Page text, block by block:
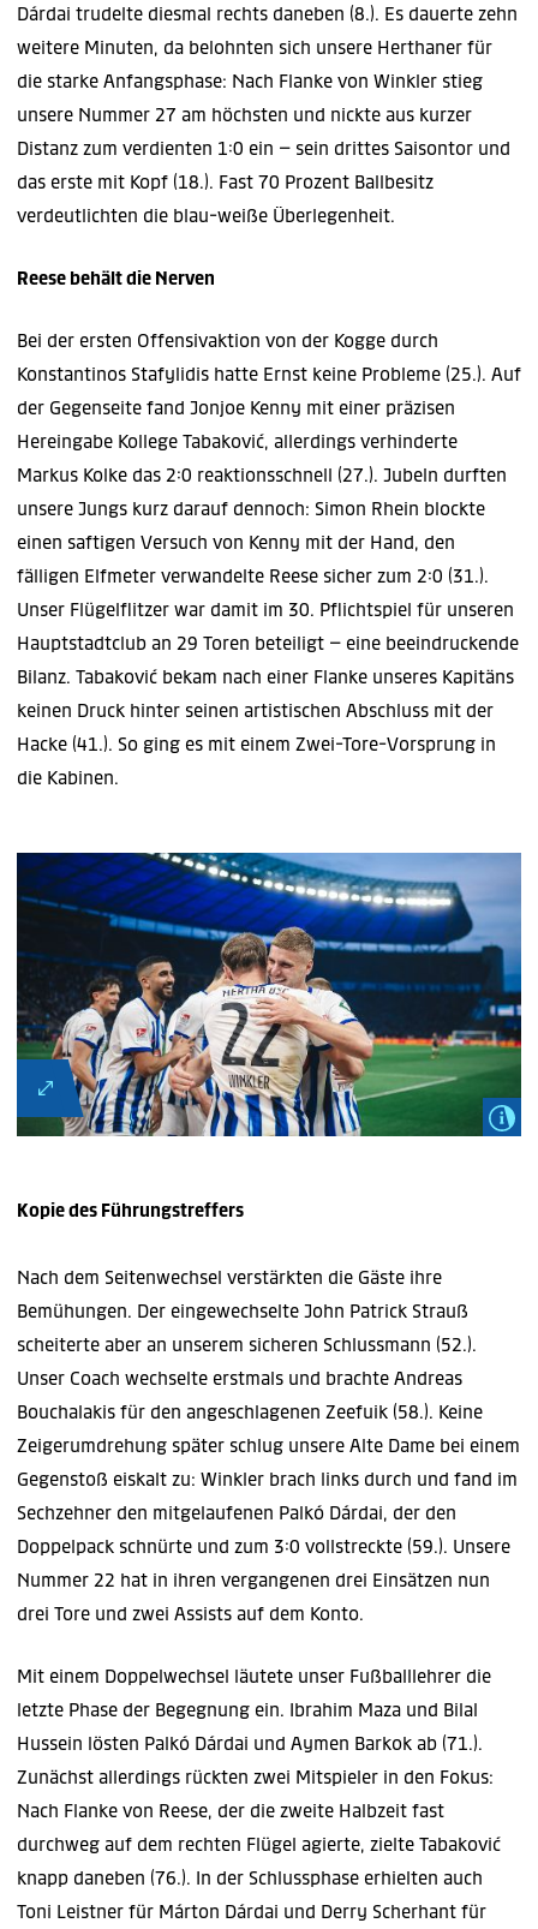
Dárdai trudelte diesmal rechts daneben (8.). Es dauerte zehn
weitere Minuten, da belohnten sich unsere Herthaner für
die starke Anfangsphase: Nach Flanke von Winkler stieg
unsere Nummer 27 am höchsten und nickte aus kurzer
Distanz zum verdienten 1:0 ein – sein drittes Saisontor und
das erste mit Kopf (18.). Fast 70 Prozent Ballbesitz
verdeutlichten die blau-weiße Überlegenheit.
Reese behält die Nerven
Bei der ersten Offensivaktion von der Kogge durch
Konstantinos Stafylidis hatte Ernst keine Probleme (25.). Auf
der Gegenseite fand Jonjoe Kenny mit einer präzisen
Hereingabe Kollege Tabaković, allerdings verhinderte
Markus Kolke das 2:0 reaktionsschnell (27.). Jubeln durften
unsere Jungs kurz darauf dennoch: Simon Rhein blockte
einen saftigen Versuch von Kenny mit der Hand, den
fälligen Elfmeter verwandelte Reese sicher zum 2:0 (31.).
Unser Flügelflitzer war damit im 30. Pflichtspiel für unseren
Hauptstadtclub an 29 Toren beteiligt – eine beeindruckende
Bilanz. Tabaković bekam nach einer Flanke unseres Kapitäns
keinen Druck hinter seinen artistischen Abschluss mit der
Hacke (41.). So ging es mit einem Zwei-Tore-Vorsprung in
die Kabinen.
Kopie des Führungstreffers
Nach dem Seitenwechsel verstärkten die Gäste ihre
Bemühungen. Der eingewechselte John Patrick Strauß
scheiterte aber an unserem sicheren Schlussmann (52.).
Unser Coach wechselte erstmals und brachte Andreas
Bouchalakis für den angeschlagenen Zeefuik (58.). Keine
Zeigerumdrehung später schlug unsere Alte Dame bei einem
Gegenstoß eiskalt zu: Winkler brach links durch und fand im
Sechzehner den mitgelaufenen Palkó Dárdai, der den
Doppelpack schnürte und zum 3:0 vollstreckte (59.). Unsere
Nummer 22 hat in ihren vergangenen drei Einsätzen nun
drei Tore und zwei Assists auf dem Konto.
Mit einem Doppelwechsel läutete unser Fußballlehrer die
letzte Phase der Begegnung ein. Ibrahim Maza und Bilal
Hussein lösten Palkó Dárdai und Aymen Barkok ab (71.).
Zunächst allerdings rückten zwei Mitspieler in den Fokus:
Nach Flanke von Reese, der die zweite Halbzeit fast
durchweg auf dem rechten Flügel agierte, zielte Tabaković
knapp daneben (76.). In der Schlussphase erhielten auch
Toni Leistner für Márton Dárdai und Derry Scherhant für